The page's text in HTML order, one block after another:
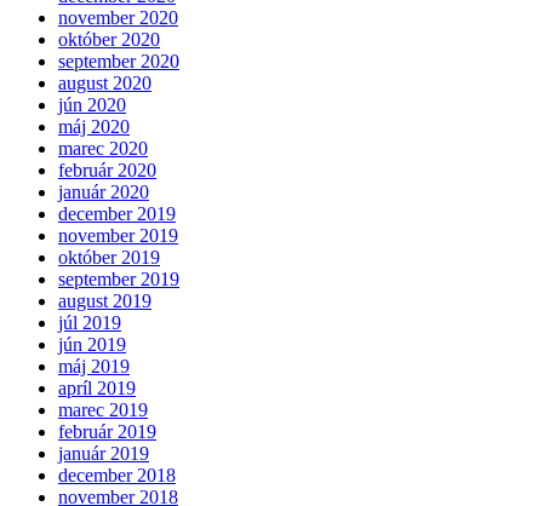
november 2020
október 2020
september 2020
august 2020
jún 2020
máj 2020
marec 2020
február 2020
január 2020
december 2019
november 2019
október 2019
september 2019
august 2019
júl 2019
jún 2019
máj 2019
apríl 2019
marec 2019
február 2019
január 2019
december 2018
november 2018